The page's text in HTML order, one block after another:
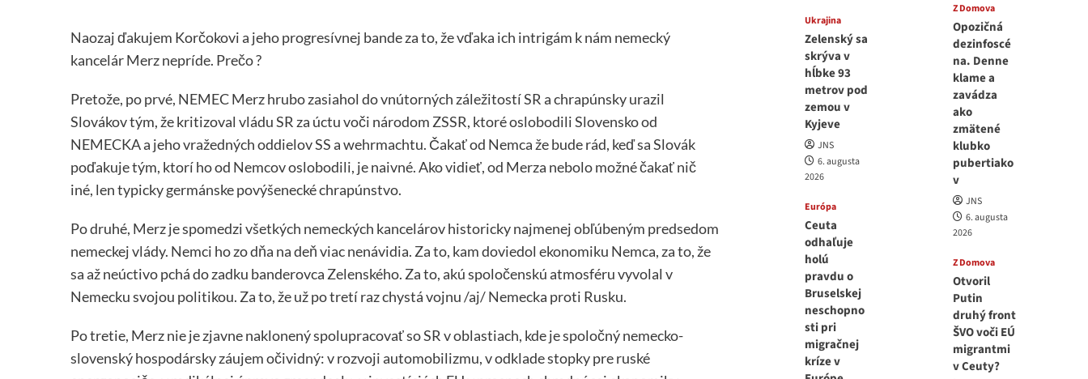
Naozaj ďakujem Korčokovi a jeho progresívnej bande za to, že vďaka ich intrigám k nám nemecký
kancelár Merz nepríde. Prečo ?
Pretože, po prvé, NEMEC Merz hrubo zasiahol do vnútorných záležitostí SR a chrapúnsky urazil
Slovákov tým, že kritizoval vládu SR za úctu voči národom ZSSR, ktoré oslobodili Slovensko od
NEMECKA a jeho vražedných oddielov SS a wehrmachtu. Čakať od Nemca že bude rád, keď sa Slovák
poďakuje tým, ktorí ho od Nemcov oslobodili, je naivné. Ako vidieť, od Merza nebolo možné čakať nič
iné, len typicky germánske povýšenecké chrapúnstvo.
Po druhé, Merz je spomedzi všetkých nemeckých kancelárov historicky najmenej obľúbeným predsedom
nemeckej vlády. Nemci ho zo dňa na deň viac nenávidia. Za to, kam doviedol ekonomiku Nemca, za to, že
sa až neúctivo pchá do zadku banderovca Zelenského. Za to, akú spoločenskú atmosféru vyvolal v
Nemecku svojou politikou. Za to, že už po tretí raz chystá vojnu /aj/ Nemecka proti Rusku.
Po tretie, Merz nie je zjavne naklonený spolupracovať so SR v oblastiach, kde je spoločný nemecko-
slovenský hospodársky záujem očividný: v rozvoji automobilizmu, v odklade stopky pre ruské
Ukrajina
Zelenský sa
skrýva v
hĺbke 93
metrov pod
zemou v
Kyjeve
JNS
6. augusta
2026
Európa
Ceuta
odhaľuje
holú
pravdu o
Bruselskej
neschopno
sti pri
migračnej
kríze v
Z Domova
Opozičná
dezinfoscé
na. Denne
klame a
zavádza
ako
zmätené
klubko
pubertiako
v
JNS
6. augusta
2026
Z Domova
Otvoril
Putin
druhý front
ŠVO voči EÚ
migrantmi
v Ceuty?